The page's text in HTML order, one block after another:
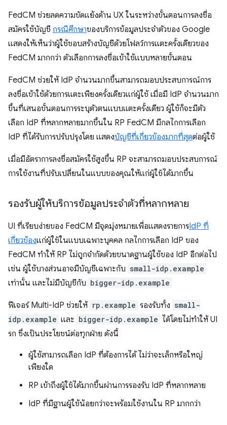
FedCM ช่วยลดความขัดแย้งด้าน UX ในระหว่างขั้นตอนการลงชื่อ
สมัครใช้บัญชี กรณีศึกษาของบริการข้อมูลประจำตัวของ Google
แสดงให้เห็นว่าผู้ใช้ชอบสร้างบัญชีด้วยโฟลว์การแตะครั้งเดียวของ
FedCM มากกว่า ตัวเลือกการลงชื่อเข้าใช้แบบหลายขั้นตอน
FedCM ช่วยให้ IdP จำนวนมากขึ้นสามารถมอบประสบการณ์การ
ลงชื่อเข้าใช้ด้วยการแตะเพียงครั้งเดียวแก่ผู้ใช้ เมื่อมี IdP จำนวนมาก
ขึ้นที่เสนอขั้นตอนการระบุตัวตนแบบแตะครั้งเดียว ผู้ใช้ก็จะมีตัว
เลือก IdP ที่หลากหลายมากขึ้นใน RP FedCM มีกลไกการเลือก
IdP ที่ได้รับการปรับปรุงโดย แสดงบัญชีที่เกี่ยวข้องมากที่สุดต่อผู้ใช้
เมื่อมีอัตราการลงชื่อสมัครใช้สูงขึ้น RP จะสามารถมอบประสบการณ์
การใช้งานที่ปรับเปลี่ยนในแบบของคุณให้แก่ผู้ใช้ได้มากขึ้น
รองรับผู้ให้บริการข้อมูลประจำตัวที่หลากหลาย
UI ที่เรียบง่ายของ FedCM มีจุดมุ่งหมายเพื่อแสดงรายการIdP ที่
เกี่ยวข้องแก่ผู้ใช้ในแบบเฉพาะบุคคล กลไกการเลือก IdP ของ
FedCM ทำให้ RP ไม่ถูกจำกัดด้วยขนาดฐานผู้ใช้ของ IdP อีกต่อไป
เช่น ผู้ใช้บางส่วนอาจมีบัญชีเฉพาะกับ small-idp.example
เท่านั้น และไม่มีบัญชีกับ bigger-idp.example
ฟีเจอร์ Multi-IdP ช่วยให้ rp.example รองรับทั้ง small-
idp.example และ bigger-idp.example ได้โดยไม่ทำให้ UI
รก ซึ่งเป็นประโยชน์ต่อทุกฝ่าย ดังนี้
ผู้ใช้สามารถเลือก IdP ที่ต้องการได้ ไม่ว่าจะเล็กหรือใหญ่
เพียงใด
RP เข้าถึงผู้ใช้ได้มากขึ้นผ่านการรองรับ IdP ที่หลากหลาย
IdP ที่มีฐานผู้ใช้น้อยกว่าจะพร้อมใช้งานใน RP มากกว่า